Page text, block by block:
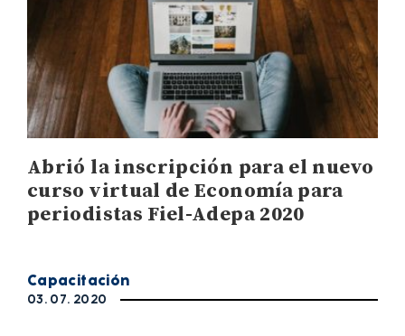
Abrió la inscripción para el nuevo
curso virtual de Economía para
periodistas Fiel-Adepa 2020
Capacitación
03. 07. 2020